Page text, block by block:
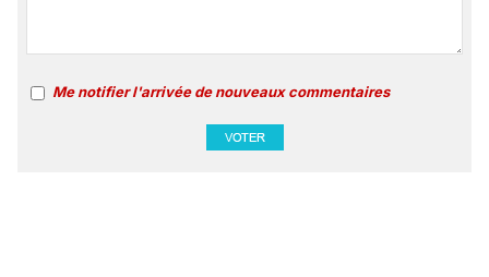
Me notifier l'arrivée de nouveaux commentaires